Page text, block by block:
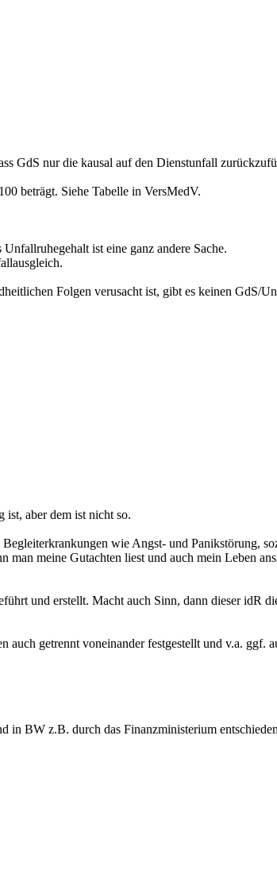
GdS nur die kausal auf den Dienstunfall
beträgt. Siehe Tabelle in VersMedV.
ist eine ganz andere Sache.
Folgen verusacht ist, gibt es keinen GdS/
ist, aber dem ist nicht so.
wie Angst- und Panikstörung,
meine Gutachten liest und auch mein Leben
und erstellt. Macht auch Sinn, dann dieser idR
getrennt voneinander festgestellt und v.a.
in BW z.B. durch das Finanzministerium